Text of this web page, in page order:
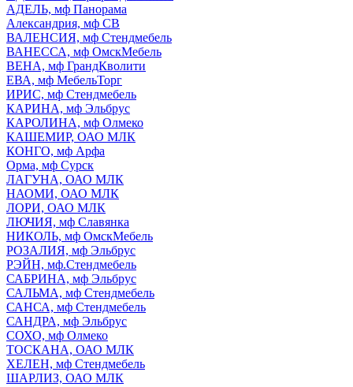
АДЕЛЬ, мф Панорама
Александрия, мф СВ
ВАЛЕНСИЯ, мф Стендмебель
ВАНЕССА, мф ОмскМебель
ВЕНА, мф ГрандКволити
ЕВА, мф МебельТорг
ИРИС, мф Стендмебель
КАРИНА, мф Эльбрус
КАРОЛИНА, мф Олмеко
КАШЕМИР, ОАО МЛК
КОНГО, мф Арфа
Орма, мф Сурск
ЛАГУНА, ОАО МЛК
НАОМИ, ОАО МЛК
ЛОРИ, ОАО МЛК
ЛЮЧИЯ, мф Славянка
НИКОЛЬ, мф ОмскМебель
РОЗАЛИЯ, мф Эльбрус
РЭЙН, мф.Стендмебель
САБРИНА, мф Эльбрус
САЛЬМА, мф Стендмебель
САНСА, мф Стендмебель
САНДРА, мф Эльбрус
СОХО, мф Олмеко
ТОСКАНА, ОАО МЛК
ХЕЛЕН, мф Стендмебель
ШАРЛИЗ, ОАО МЛК